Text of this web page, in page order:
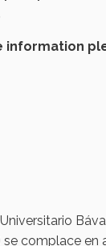
information
se complace en